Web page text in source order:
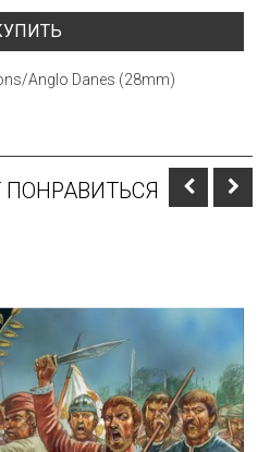
Anglo Danes (28mm)